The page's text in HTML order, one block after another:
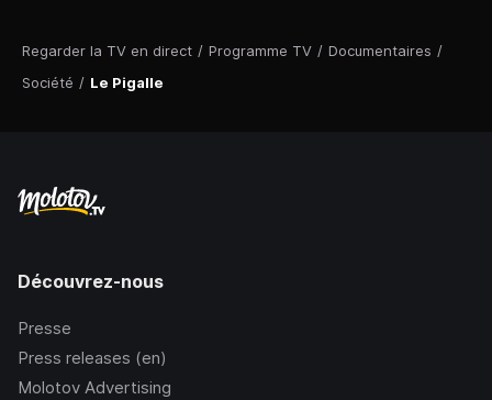
Regarder la TV en direct / Programme TV / Documentaires /
Société / Le Pigalle
Découvrez-nous
Presse
Press releases (en)
Molotov Advertising